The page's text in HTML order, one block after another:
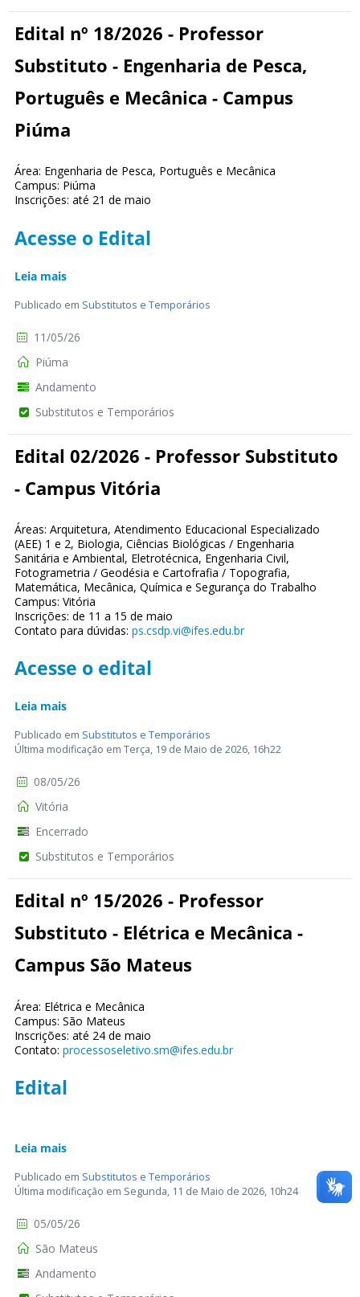
Edital nº 18/2026 - Professor
Substituto - Engenharia de Pesca,
Português e Mecânica - Campus
Piúma
Área: Engenharia de Pesca, Português e Mecânica
Campus: Piúma
Inscrições: até 21 de maio
Acesse o Edital
Leia mais
Publicado em Substitutos e Temporários
11/05/26
Piúma
Andamento
Substitutos e Temporários
Edital 02/2026 - Professor Substituto
- Campus Vitória
Áreas: Arquitetura, Atendimento Educacional Especializado
(AEE) 1 e 2, Biologia, Ciências Biológicas / Engenharia
Sanitária e Ambiental, Eletrotécnica, Engenharia Civil,
Fotogrametria / Geodésia e Cartofrafia / Topografia,
Matemática, Mecânica, Química e Segurança do Trabalho
Campus: Vitória
Inscrições: de 11 a 15 de maio
Contato para dúvidas: ps.csdp.vi@ifes.edu.br
Acesse o edital
Leia mais
Publicado em Substitutos e Temporários
Última modificação em Terça, 19 de Maio de 2026, 16h22
08/05/26
Vitória
Encerrado
Substitutos e Temporários
Edital nº 15/2026 - Professor
Substituto - Elétrica e Mecânica -
Campus São Mateus
Área: Elétrica e Mecânica
Campus: São Mateus
Inscrições: até 24 de maio
Contato: processoseletivo.sm@ifes.edu.br
Edital
Leia mais
Publicado em Substitutos e Temporários
Última modificação em Segunda, 11 de Maio de 2026, 10h24
05/05/26
São Mateus
Andamento